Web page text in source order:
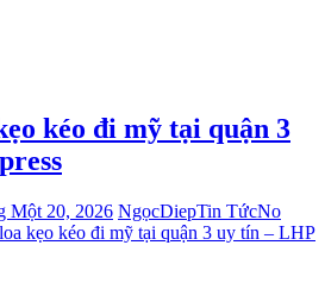
kéo đi mỹ tại quận 3
Một 20, 2026 NgọcDiepTin TứcNo
kẹo kéo đi mỹ tại quận 3 uy tín – LHP